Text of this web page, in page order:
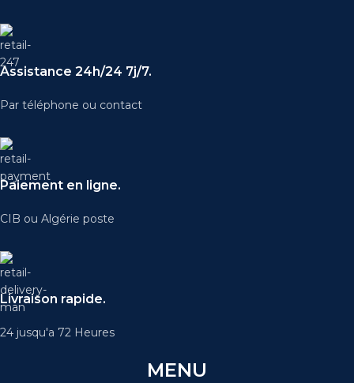
Assistance 24h/24 7j/7.
Par téléphone ou contact
Paiement en ligne.
CIB ou Algérie poste
Livraison rapide.
24 jusqu'a 72 Heures
MENU